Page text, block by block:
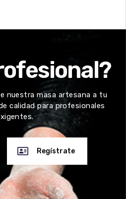
nuestra masa artesana a tu
calidad para profesionales
Regístrate